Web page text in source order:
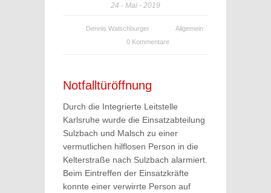
24 Mai 2019
Dennis Walschburger
Allgemein
0 Kommentare
Notfalltüröffnung
Durch die Integrierte Leitstelle
Karlsruhe wurde die Einsatzabteilung
Sulzbach und Malsch zu einer
vermutlichen hilflosen Person in die
Kelterstraße nach Sulzbach alarmiert.
Beim Eintreffen der Einsatzkräfte
konnte einer verwirrte Person auf